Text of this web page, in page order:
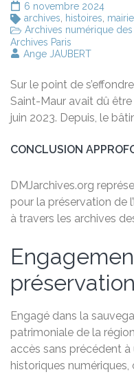
6 novembre 2024
archives
histoires mairie
Archives numérique
Archives Paris
Ange JAUBERT
Sur le point de
Saint-Maur avait dû
juin 2023. Depuis, le
CONCLUSION
DMJarchives.org
pour la préservation de
à travers les archives
préservation
Engagé dans la
patrimoniale de la
accès sans précédent
historiques numériques,